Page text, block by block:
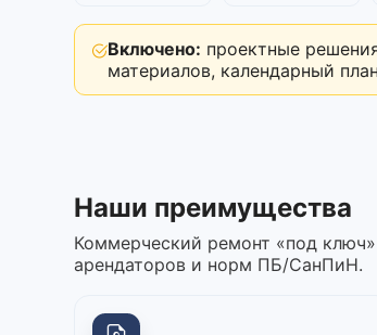
Включено: проектные
материалов, календарный
Наши преимущества
Коммерческий ремонт «под
арендаторов и норм ПБ/СанПиН.